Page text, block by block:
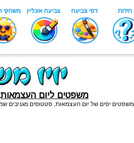
משפטים ליום
משפטים יפים של יום העצמאות, סטטוסים מגניבים